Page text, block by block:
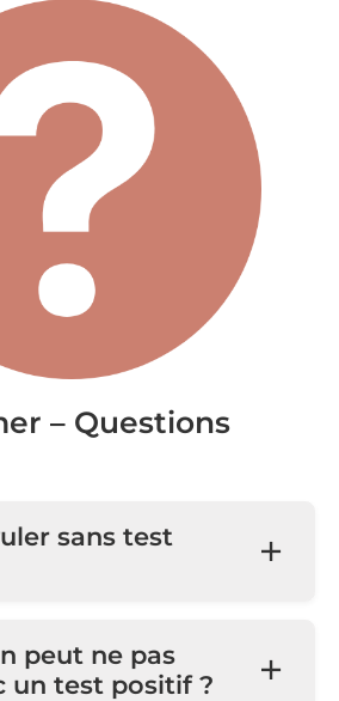
– Questions
sans test
peut ne pas
un test positif ?